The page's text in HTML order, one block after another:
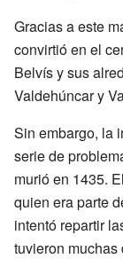
Gracias a este
convirtió en el
Belvís y sus
Valdehúncar y
Sin embargo, la
serie de
murió en 1435.
quien era parte
intentó repartir
tuvieron muchas